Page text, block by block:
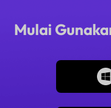
Mulai